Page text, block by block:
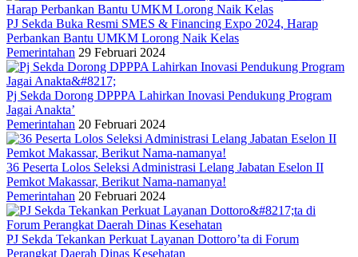
PJ Sekda Buka Resmi SMES & Financing Expo 2024, Harap
Perbankan Bantu UMKM Lorong Naik Kelas
Pemerintahan 29 Februari 2024
Pj Sekda Dorong DPPPA Lahirkan Inovasi Pendukung Program
Jagai Anakta’
Pemerintahan 20 Februari 2024
36 Peserta Lolos Seleksi Administrasi Lelang Jabatan Eselon II
Pemkot Makassar, Berikut Nama-namanya!
Pemerintahan 20 Februari 2024
PJ Sekda Tekankan Perkuat Layanan Dottoro’ta di Forum
Perangkat Daerah Dinas Kesehatan